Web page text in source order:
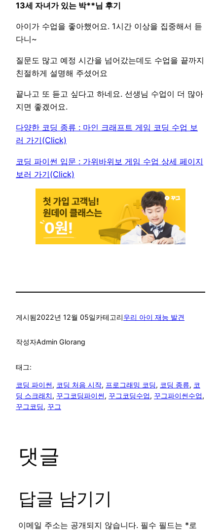
13세 자녀가 있는 박**님 후기
아이가 수업을 좋아했어요. 1시간 이상을 집중해서 듣
다니~
질문도 많고 예정 시간을 넘어갔는데도 수업을 끝까지
친절하게 설명해 주셨어요
끝나고 또 듣고 싶다고 하네요. 선생님 수업이 더 많아
지면 좋겠어요.
다양한 코딩 종류 : 마인 크래프트 게임 코딩 수업 보
러 가기(Click)
코딩 파이썬 입문 : 가위바위보 게임 수업 상세 페이지
보러 가기(Click)
게시됨2022년 12월 05일카테고리우리 아이 재능 발견
작성자Admin Glorang
태그:
코딩 파이썬, 코딩 처음 시작, 프로그래밍 코딩, 코딩 종류, 코
딩 스크래치, 꾸그코딩파이썬, 꾸그코딩수업, 꾸그파이썬수업
꾸그코딩, 꾸그
댓글
답글 남기기
이메일 주소는 공개되지 않습니다. 필수 필드는 *로